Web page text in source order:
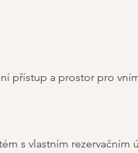
přístup a prostor pro
s vlastním rezervačním